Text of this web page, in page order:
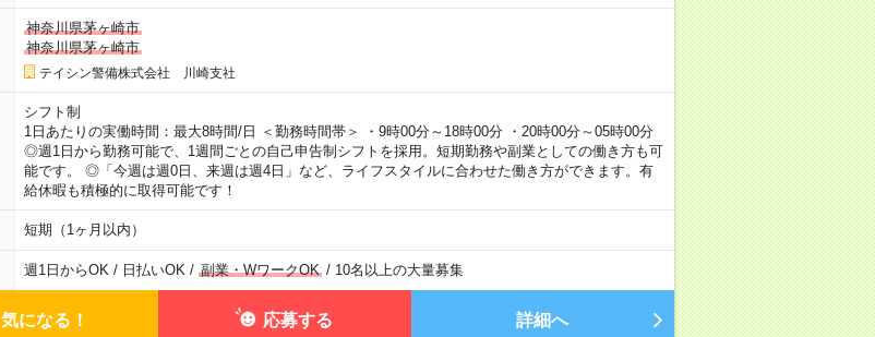
神奈川県茅ヶ崎市
神奈川県茅ヶ崎市
テイシン警備株式会社 川崎支社
シフト制
1日あたりの実働時間：最大8時間/日 ＜勤務時間帯＞ ・9時00分～18時00分 ・20時00分～05時00分
◎週1日から勤務可能で、1週間ごとの自己申告制シフトを採用。短期勤務や副業としての働き方も可
能です。 ◎「今週は週0日、来週は週4日」など、ライフスタイルに合わせた働き方ができます。有
給休暇も積極的に取得可能です！
短期（1ヶ月以内）
週1日からOK / 日払いOK / 副業・WワークOK/ 10名以上の大量募集
気になる！ 応募する 詳細へ